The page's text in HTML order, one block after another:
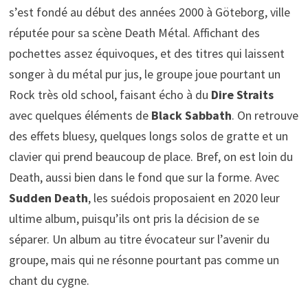
s’est fondé au début des années 2000 à Göteborg, ville
réputée pour sa scène Death Métal. Affichant des
pochettes assez équivoques, et des titres qui laissent
songer à du métal pur jus, le groupe joue pourtant un
Rock très old school, faisant écho à du Dire Straits
avec quelques éléments de Black Sabbath. On retrouve
des effets bluesy, quelques longs solos de gratte et un
clavier qui prend beaucoup de place. Bref, on est loin du
Death, aussi bien dans le fond que sur la forme. Avec
Sudden Death, les suédois proposaient en 2020 leur
ultime album, puisqu’ils ont pris la décision de se
séparer. Un album au titre évocateur sur l’avenir du
groupe, mais qui ne résonne pourtant pas comme un
chant du cygne.